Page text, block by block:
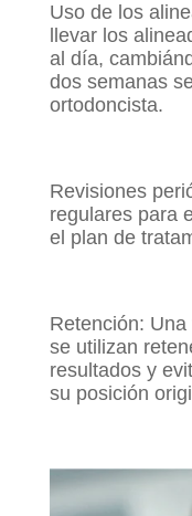
Uso de los
llevar los
al día,
dos semanas
ortodoncista.
Revisiones
regulares para
el plan de
Retención:
se utilizan
resultados y
su posición